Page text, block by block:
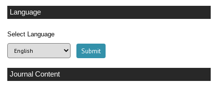
Language
Select Language
Journal Content